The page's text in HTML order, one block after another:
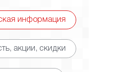
информация
акции, скидки